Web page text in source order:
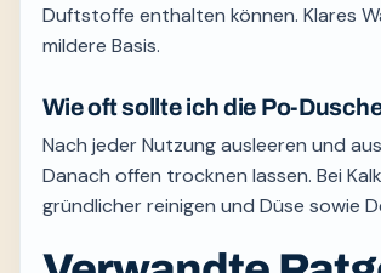
Duftstoffe enthalten können. Klares
mildere Basis.
Wie oft sollte ich die Po-
Nach jeder Nutzung ausleeren und
Danach offen trocknen lassen. Bei
gründlicher reinigen und Düse sowie